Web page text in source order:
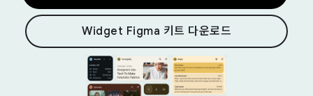
Widget Figma 키트 다운로드